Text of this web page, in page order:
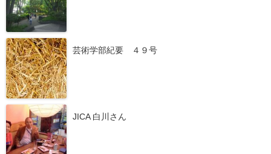
芸術学部紀要 ４９号
JICA 白川さん